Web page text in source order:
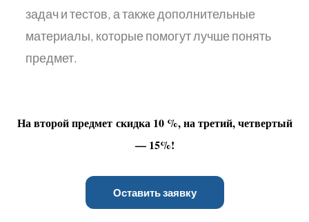
задач и тестов, а также дополнительные
материалы, которые помогут лучше понять
предмет.
На второй предмет скидка 10 %, на третий, четвертый
— 15%!
Оставить заявку